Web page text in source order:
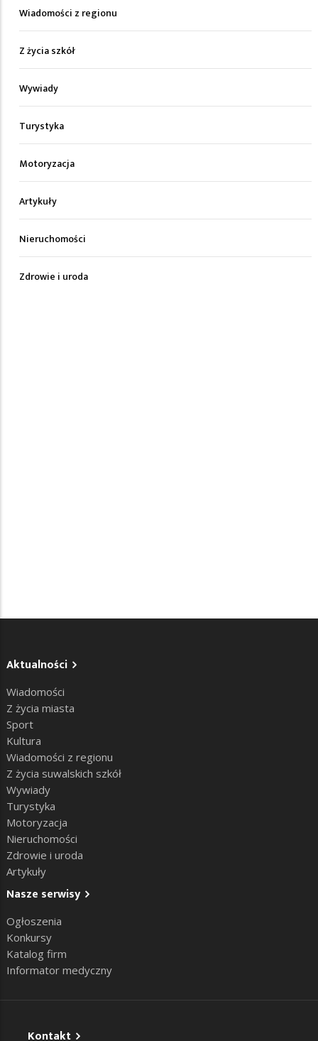
Wiadomości z regionu
Z życia szkół
Wywiady
Turystyka
Motoryzacja
Artykuły
Nieruchomości
Zdrowie i uroda
Aktualności
Wiadomości
Z życia miasta
Sport
Kultura
Wiadomości z regionu
Z życia suwalskich szkół
Wywiady
Turystyka
Motoryzacja
Nieruchomości
Zdrowie i uroda
Artykuły
Nasze serwisy
Ogłoszenia
Konkursy
Katalog firm
Informator medyczny
Kontakt